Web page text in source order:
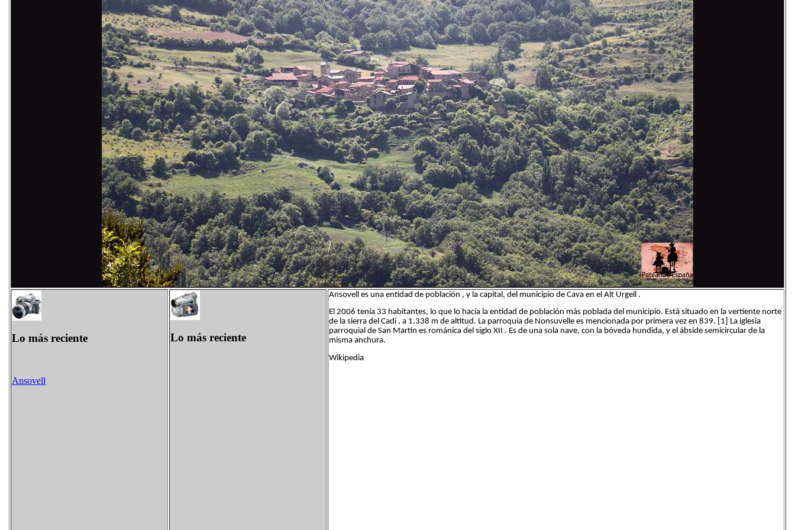
Lo más reciente
Ansovell
Lo más reciente
Ansovell es una entidad de población , y la capital, del municipio de Cava en el Alt Urgell .
El 2006 tenía 33 habitantes, lo que lo hacía la entidad de población más poblada del municipio. Está situado en la vertiente norte
de la sierra del Cadí , a 1.338 m de altitud. La parroquia de Nonsuvelle es mencionada por primera vez en 839. [1] La iglesia
parroquial de San Martín es románica del siglo XII . Es de una sola nave, con la bóveda hundida, y el ábside semicircular de la
misma anchura.
Wikipedia